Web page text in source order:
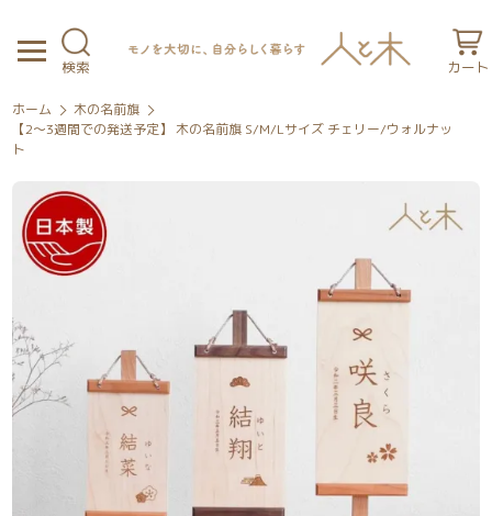
検索 カート
ホーム
木の名前旗
【2～3週間での発送予定】 木の名前旗 S/M/Lサイズ チェリー/ウォルナッ
ト